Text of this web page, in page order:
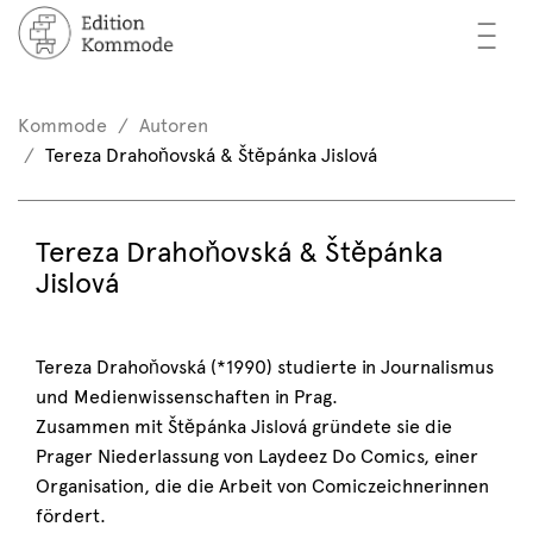
—
—
—
/ Registrieren
(0)
Kommode
Autoren
Tereza Drahoňovská & Štěpánka Jislová
Tereza Drahoňovská & Štěpánka
Jislová
Tereza Drahoňovská (*1990) studierte in Journalismus
und Medienwissenschaften in Prag.
Zusammen mit Štěpánka Jislová gründete sie die
Prager Niederlassung von Laydeez Do Comics, einer
Organisation, die die Arbeit von Comiczeichnerinnen
fördert.